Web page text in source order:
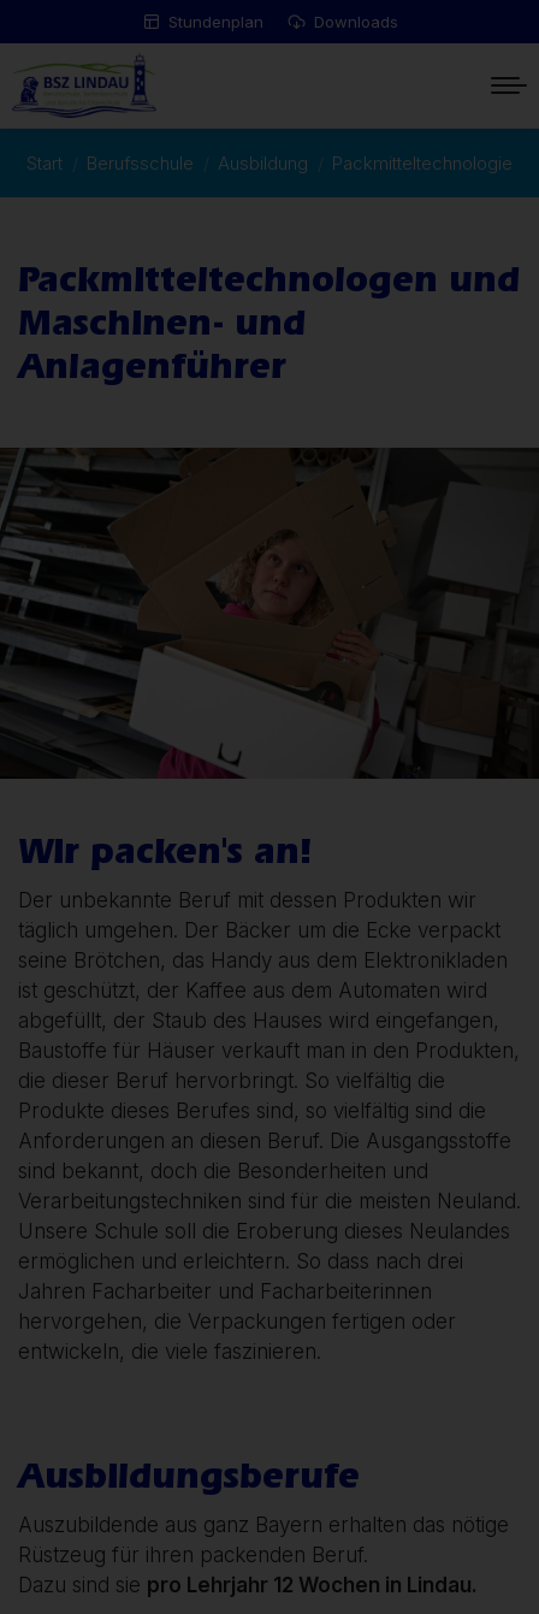
Stundenplan Downloads
Sie befinden sich hier:
Start Berufsschule Ausbildung Packmitteltechnologie
Packmitteltechnologen und
Maschinen- und
Anlagenführer
Wir packen's an!
Der unbekannte Beruf mit dessen Produkten wir
täglich umgehen. Der Bäcker um die Ecke verpackt
seine Brötchen, das Handy aus dem Elektronikladen
ist geschützt, der Kaffee aus dem Automaten wird
abgefüllt, der Staub des Hauses wird eingefangen,
Baustoffe für Häuser verkauft man in den Produkten,
die dieser Beruf hervorbringt. So vielfältig die
Produkte dieses Berufes sind, so vielfältig sind die
Anforderungen an diesen Beruf. Die Ausgangsstoffe
sind bekannt, doch die Besonderheiten und
Verarbeitungstechniken sind für die meisten Neuland.
Unsere Schule soll die Eroberung dieses Neulandes
ermöglichen und erleichtern. So dass nach drei
Jahren Facharbeiter und Facharbeiterinnen
hervorgehen, die Verpackungen fertigen oder
entwickeln, die viele faszinieren.
Ausbildungsberufe
Auszubildende aus ganz Bayern erhalten das nötige
Rüstzeug für ihren packenden Beruf.
Dazu sind sie pro Lehrjahr 12 Wochen in Lindau.